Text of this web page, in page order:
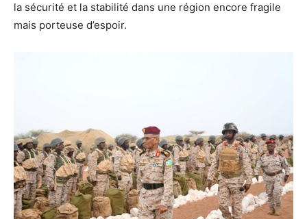
la sécurité et la stabilité dans une région encore fragile
mais porteuse d’espoir.